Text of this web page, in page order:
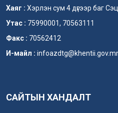
Хаяг : Хэрлэн сум 4 дүгээр баг
Утас : 75990001, 70563111
Факс : 70562412
И-майл :
САЙТЫН ХАНДАЛТ